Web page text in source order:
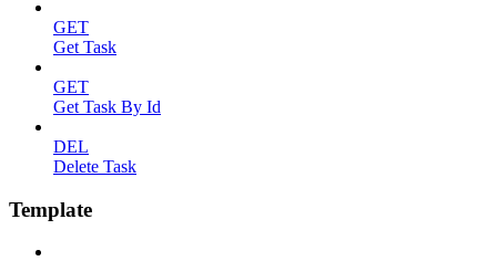
GET
Get Task
GET
Get Task By Id
DEL
Delete Task
Template